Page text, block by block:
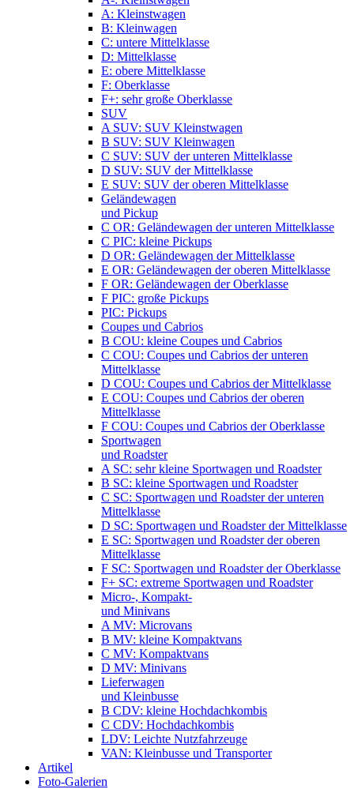
A: Kleinstwagen
B: Kleinwagen
C: untere Mittelklasse
D: Mittelklasse
E: obere Mittelklasse
F: Oberklasse
F+: sehr große Oberklasse
SUV
A SUV: SUV Kleinstwagen
B SUV: SUV Kleinwagen
C SUV: SUV der unteren Mittelklasse
D SUV: SUV der Mittelklasse
E SUV: SUV der oberen Mittelklasse
Geländewagen
und Pickup
C OR: Geländewagen der unteren Mittelklasse
C PIC: kleine Pickups
D OR: Geländewagen der Mittelklasse
E OR: Geländewagen der oberen Mittelklasse
F OR: Geländewagen der Oberklasse
F PIC: große Pickups
PIC: Pickups
Coupes und Cabrios
B COU: kleine Coupes und Cabrios
C COU: Coupes und Cabrios der unteren
Mittelklasse
D COU: Coupes und Cabrios der Mittelklasse
E COU: Coupes und Cabrios der oberen
Mittelklasse
F COU: Coupes und Cabrios der Oberklasse
Sportwagen
und Roadster
A SC: sehr kleine Sportwagen und Roadster
B SC: kleine Sportwagen und Roadster
C SC: Sportwagen und Roadster der unteren
Mittelklasse
D SC: Sportwagen und Roadster der Mittelklasse
E SC: Sportwagen und Roadster der oberen
Mittelklasse
F SC: Sportwagen und Roadster der Oberklasse
F+ SC: extreme Sportwagen und Roadster
Micro-, Kompakt-
und Minivans
A MV: Microvans
B MV: kleine Kompaktvans
C MV: Kompaktvans
D MV: Minivans
Lieferwagen
und Kleinbusse
B CDV: kleine Hochdachkombis
C CDV: Hochdachkombis
LDV: Leichte Nutzfahrzeuge
VAN: Kleinbusse und Transporter
Artikel
Foto-Galerien